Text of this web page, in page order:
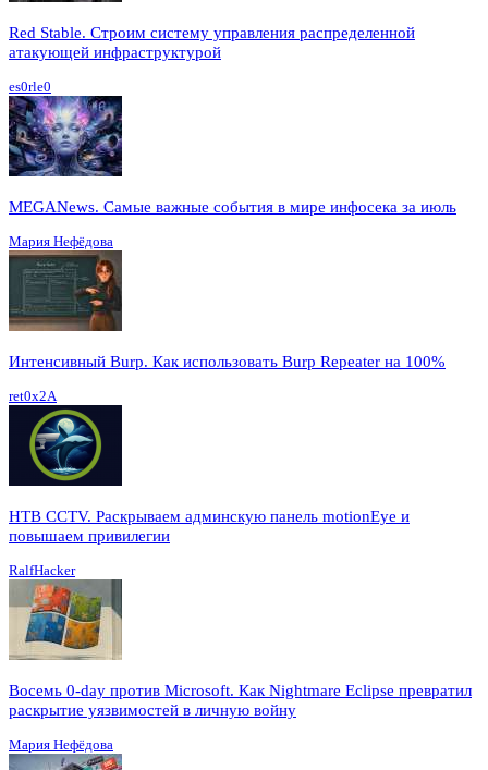
Red Stable. Строим систему управления распределенной
атакующей инфраструктурой
es0rle0
MEGANews. Cамые важные события в мире инфосека за июль
Мария Нефёдова
Интенсивный Burp. Как использовать Burp Repeater на 100%
ret0x2A
HTB CCTV. Раскрываем админскую панель motionEye и
повышаем привилегии
RalfHacker
Восемь 0-day против Microsoft. Как Nightmare Eclipse превратил
раскрытие уязвимостей в личную войну
Мария Нефёдова